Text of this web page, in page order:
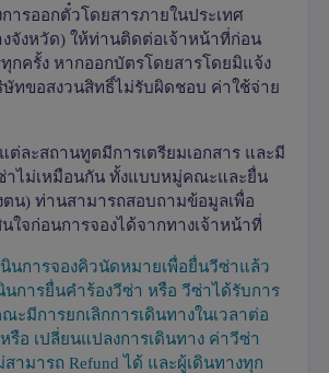
ารออกตั๋วโดยสารภายในประเทศ
จังหวัด) ให้ท่านติดต่อเจ้าหน้าที่ก่อน
กครั้ง หากออกบัตรโดยสารโดยมิแจ้ง
ษัทขอสงวนสิทธิ์ไม่รับผิดชอบ ค่าใช้จ่าย
ต่ละสถานทูตมีการเตรียมเอกสาร และมี
าไม่เหมือนกัน ทั้งแบบหมู่คณะและยื่น
น) ท่านสามารถสอบถามข้อมูลเพื่อ
ใจก่อนการจองได้จากทางเจ้าหน้าที่
นการจองคิวนัดหมายเพื่อยื่นวีซ่าแล้ว
นการยื่นคำร้องวีซ่า หรือ วีซ่าได้รับการ
มีการยกเลิกการเดินทางในเวลาต่อ
อ เปลี่ยนแปลงการเดินทาง ค่าวีซ่า
สามารถ Refundได้ และผู้เดินทางทุก